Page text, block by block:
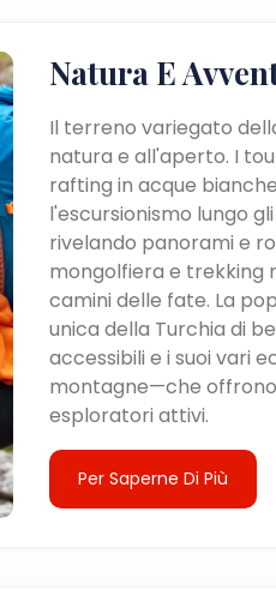
Natura E
Il terreno variegato
natura e all'aperto. I
rafting in acque
l'escursionismo lungo
rivelando panorami e
mongolfiera e trekking
camini delle fate. La
unica della Turchia di
accessibili e i suoi vari
montagne—che
esploratori attivi.
Per Saperne Di Più